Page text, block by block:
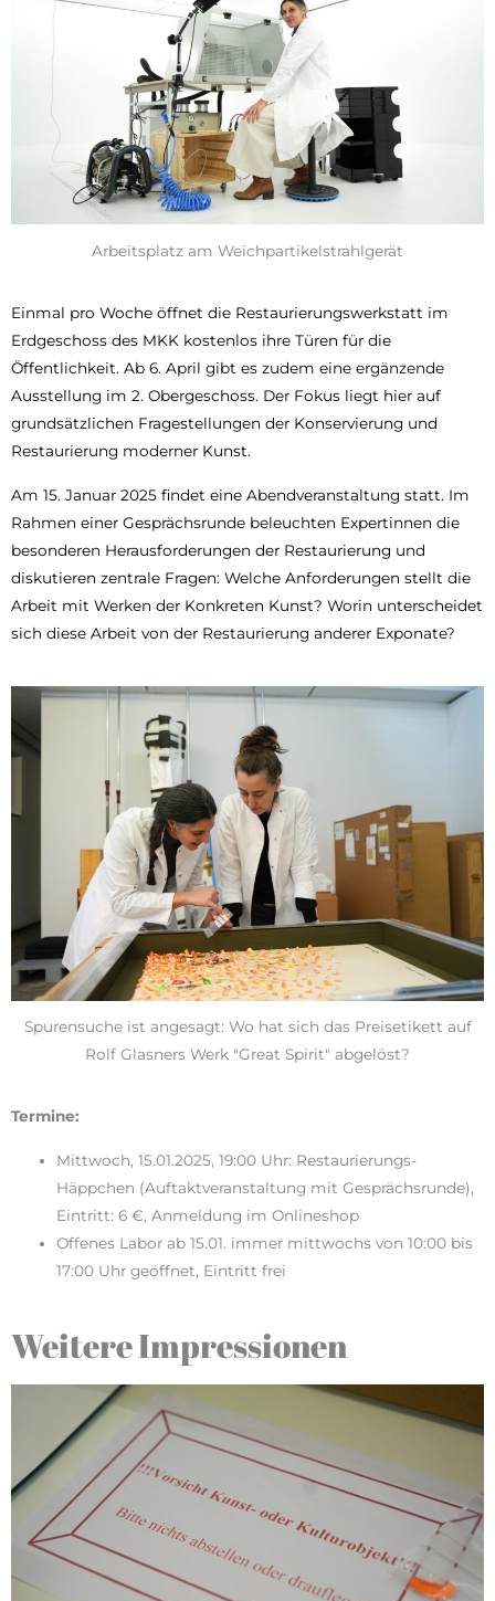
Arbeitsplatz am Weichpartikelstrahlgerät
Einmal pro Woche öffnet die Restaurierungswerkstatt im
Erdgeschoss des MKK kostenlos ihre Türen für die
Öffentlichkeit. Ab 6. April gibt es zudem eine ergänzende
Ausstellung im 2. Obergeschoss. Der Fokus liegt hier auf
grundsätzlichen Fragestellungen der Konservierung und
Restaurierung moderner Kunst.
Am 15. Januar 2025 findet eine Abendveranstaltung statt. Im
Rahmen einer Gesprächsrunde beleuchten Expertinnen die
besonderen Herausforderungen der Restaurierung und
diskutieren zentrale Fragen: Welche Anforderungen stellt die
Arbeit mit Werken der Konkreten Kunst? Worin unterscheidet
sich diese Arbeit von der Restaurierung anderer Exponate?
Spurensuche ist angesagt: Wo hat sich das Preisetikett auf
Rolf Glasners Werk "Great Spirit" abgelöst?
Termine:
Mittwoch, 15.01.2025, 19:00 Uhr: Restaurierungs-
Häppchen (Auftaktveranstaltung mit Gesprächsrunde),
Eintritt: 6 €, Anmeldung im Onlineshop
Offenes Labor ab 15.01. immer mittwochs von 10:00 bis
17:00 Uhr geöffnet, Eintritt frei
Weitere Impressionen